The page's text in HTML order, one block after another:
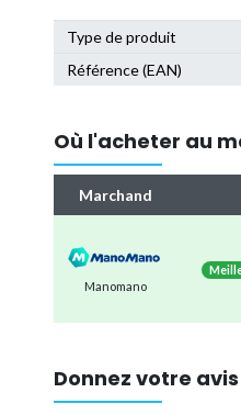
Type de produit
Référence (EAN)
Où l'acheter au
Marchand
Manomano
Donnez votre avis